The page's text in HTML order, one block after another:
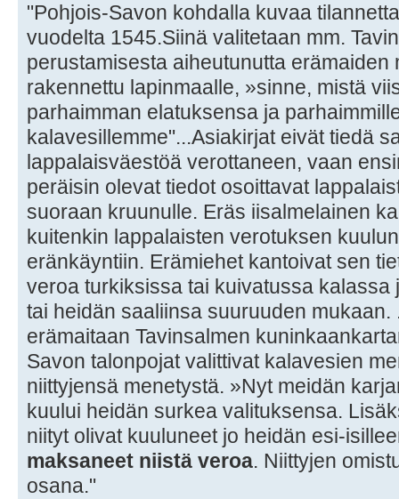
"Pohjois-Savon kohdalla kuvaa
vuodelta 1545.Siinä valitetaan mm.
perustamisesta aiheutunutta erämaiden
rakennettu lapinmaalle, »sinne, mistä
parhaimman elatuksensa ja
kalavesillemme"...Asiakirjat eivät tiedä
lappalaisväestöä verottaneen, vaan
peräisin olevat tiedot osoittavat
suoraan kruunulle. Eräs iisalmelainen
kuitenkin lappalaisten verotuksen
eränkäyntiin. Erämiehet kantoivat sen
veroa turkiksissa tai kuivatussa
tai heidän saaliinsa suuruuden mukaan.
erämaitaan Tavinsalmen
Savon talonpojat valittivat kalavesien
niittyjensä menetystä. »Nyt meidän
kuului heidän surkea valituksensa.
niityt olivat kuuluneet jo heidän esi-
maksaneet niistä veroa. Niittyjen
osana."